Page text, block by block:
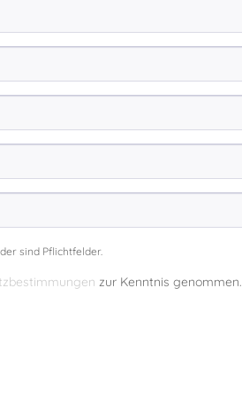
sind Pflichtfelder.
zur Kenntnis genommen.